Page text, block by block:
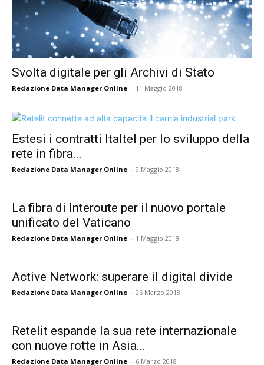
Svolta digitale per gli Archivi di Stato
Redazione Data Manager Online - 11 Maggio 2018
Estesi i contratti Italtel per lo sviluppo della
rete in fibra...
Redazione Data Manager Online - 9 Maggio 2018
La fibra di Interoute per il nuovo portale
unificato del Vaticano
Redazione Data Manager Online - 1 Maggio 2018
Active Network: superare il digital divide
Redazione Data Manager Online - 26 Marzo 2018
Retelit espande la sua rete internazionale
con nuove rotte in Asia...
Redazione Data Manager Online - 6 Marzo 2018